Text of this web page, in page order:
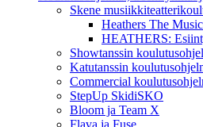
Skene
Heathers The
HEATHERS:
Showtanssin
Katutanssin
Commercial
StepUp SkidiSKO
Bloom ja Team X
Flava ja Fuse